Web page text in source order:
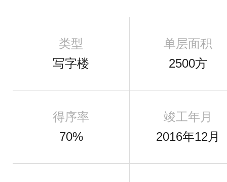
类型
写字楼
单层面积
2500方
得序率
70%
竣工年月
2016年12月